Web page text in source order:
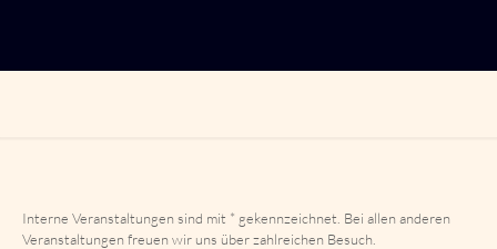
Interne Veranstaltungen sind mit * gekennzeichnet. Bei allen anderen
Veranstaltungen freuen wir uns über zahlreichen Besuch.